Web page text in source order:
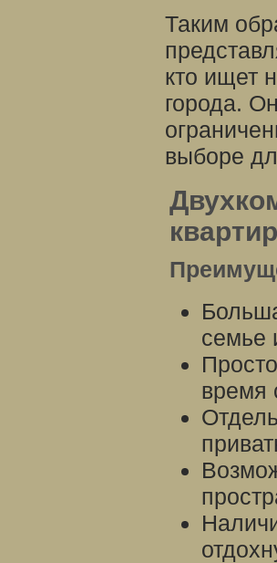
Таким
кто ищет
города.
выборе
семье
время